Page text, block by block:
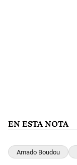
EN ESTA NOTA
Amado Boudou